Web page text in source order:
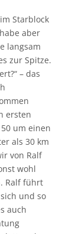
Starblock
aber
langsam
zur Spitze.
– das
ersten
um einen
als 30 km
von Ralf
wohl
Ralf führt
und so
auch